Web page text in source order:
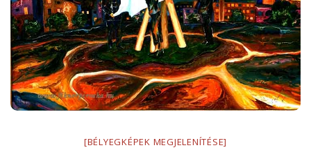
[BÉLYEGKÉPEK MEGJELENÍTÉSE]